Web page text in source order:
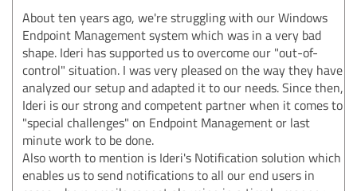
About ten years ago, we're struggling with our Windows
Endpoint Management system which was in a very bad
shape. Ideri has supported us to overcome our "out-of-
control" situation. I was very pleased on the way they have
analyzed our setup and adapted it to our needs. Since then,
Ideri is our strong and competent partner when it comes to
"special challenges" on Endpoint Management or last
minute work to be done.
Also worth to mention is Ideri's Notification solution which
enables us to send notifications to all our end users in